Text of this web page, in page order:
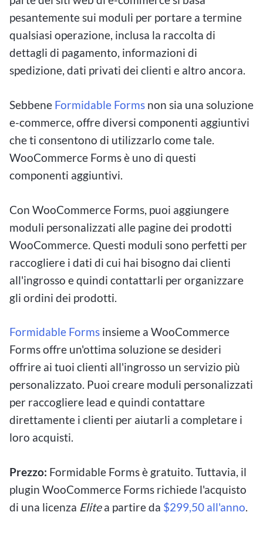
pesantemente sui moduli per portare a termine
qualsiasi operazione, inclusa la raccolta di
dettagli di pagamento, informazioni di
spedizione, dati privati dei clienti e altro ancora.
Sebbene Formidable Forms non sia una soluzione
e-commerce, offre diversi componenti aggiuntivi
che ti consentono di utilizzarlo come tale.
WooCommerce Forms è uno di questi
componenti aggiuntivi.
Con WooCommerce Forms, puoi aggiungere
moduli personalizzati alle pagine dei prodotti
WooCommerce. Questi moduli sono perfetti per
raccogliere i dati di cui hai bisogno dai clienti
all'ingrosso e quindi contattarli per organizzare
gli ordini dei prodotti.
Formidable Forms insieme a WooCommerce
Forms offre un'ottima soluzione se desideri
offrire ai tuoi clienti all'ingrosso un servizio più
personalizzato. Puoi creare moduli personalizzati
per raccogliere lead e quindi contattare
direttamente i clienti per aiutarli a completare i
loro acquisti.
Prezzo: Formidable Forms è gratuito. Tuttavia, il
plugin WooCommerce Forms richiede l'acquisto
di una licenza Elitea partire da $299,50 all'anno.